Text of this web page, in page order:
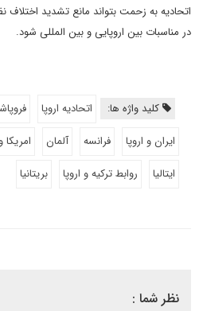
اتحادیه به زحمت بتواند مانع تشدید
در مناسبات بین اروپایی و بین المللی شود.
کلید واژه ها: اتحادیه اروپا
ایران و اروپا
فرانسه آلمان امریکا
ایتالیا
روابط ترکیه و اروپا بریتانیا
نظر شما :